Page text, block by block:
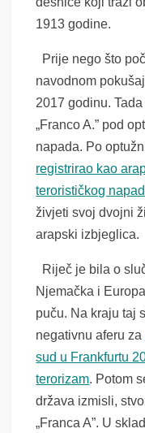
1913 godine.
Prije nego što
navodnom
2017 godinu.
„Franco A.” pod
napada. Po
registrirao kao
terorističkog
živjeti svoj dvojni
arapski izbjeglica.
Riječ je bila o
Njemačka i
puču. Na kraju taj
negativnu aferu za
sud u Frankfurtu
terorizam. Potom
država izmisli,
„Franca A”. U